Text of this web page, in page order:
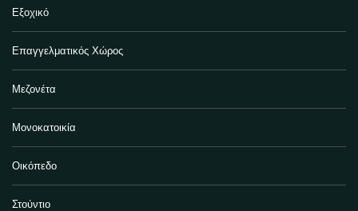
Εξοχικό
Επαγγελματικός Χώρος
Μεζονέτα
Μονοκατοικία
Οικόπεδο
Στούντιο